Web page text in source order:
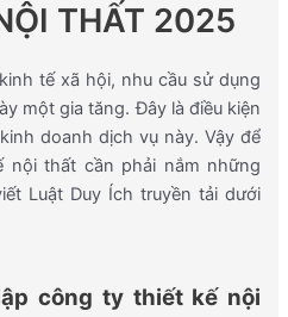
THẤT 2025
tế xã hội, nhu cầu sử dụng
một gia tăng. Đây là điều kiện
doanh dịch vụ này. Vậy để
thất cần phải nắm những
Luật Duy Ích truyền tải dưới
công ty thiết kế nội